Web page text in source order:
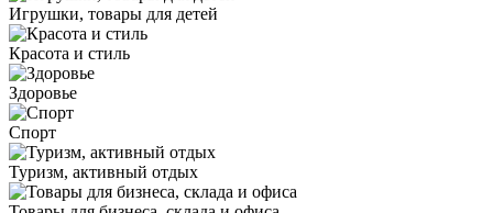
Игрушки, товары для детей
Красота и стиль
Здоровье
Спорт
Туризм, активный отдых